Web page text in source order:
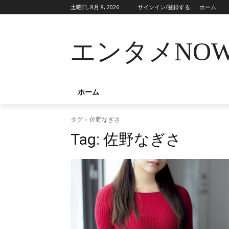
土曜日, 8月 8, 2026 サインイン/登録する ホーム
エンタメ
ホーム
タグ 佐野なぎさ
Tag: 佐野なぎさ